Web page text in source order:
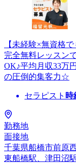
【未経験×無資格
完全無料レッスン
OK♪平均月収33万
の圧倒的集客力☆
セラピスト 時
勤務地
面接地
千葉県船橋市前原
東船橋駅、津田沼